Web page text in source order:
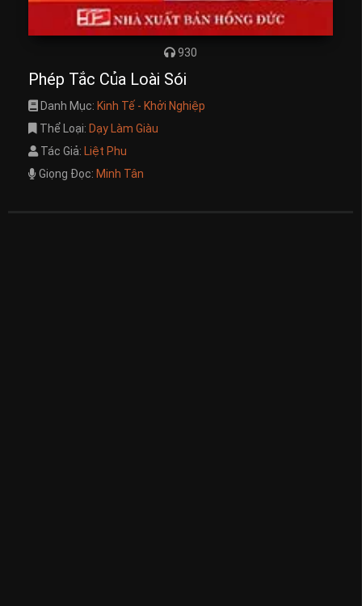
930
Phép Tắc Của Loài Sói
Danh Mục: Kinh Tế - Khởi Nghiệp
Thể Loại: Dạy Làm Giàu
Tác Giả: Liệt Phu
Giọng Đọc: Minh Tân